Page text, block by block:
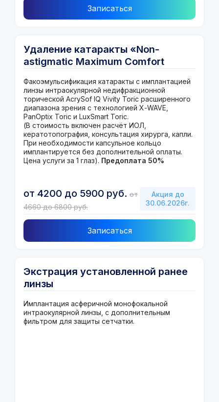
Записаться
Удаление катаракты «Non-
astigmatic Maximum Comfort
комфортом БЕЗ ОЧКОВ И БЕЗ
АСТИГМАТИЗМА»)
Факоэмульсификация катаракты с имплантацией
линзы интраокулярной недифракционной
торической AcrySof IQ Vivity Toric расширенного
диапазона зрения с технологией X-WAVE,
PanOptix Toric и LuxSmart Toric.
(В стоимость включен расчёт ИОЛ,
кератотопография, консультация хирурга, капли.
При необходимости капсульное кольцо
имплантируется без дополнительной оплаты.
Цена услуги за 1 глаз). Предоплата 50%
от 4200 до 5900 руб. от
4660 до 6800 руб.
Акция до
30.06.2026г.
Записаться
Экстрация установленной ранее
линзы
Имплантация асферичной монофокальной
интраокулярной линзы, с дополнительным
фильтром для защиты сетчатки.